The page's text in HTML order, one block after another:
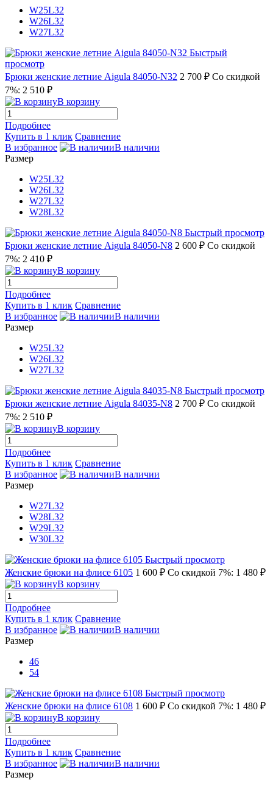
W25L32
W26L32
W27L32
Быстрый
просмотр
Брюки женские летние Aigula 84050-N32 2 700 ₽ Со скидкой
7%: 2 510 ₽
В корзину
Подробнее
Купить в 1 клик Сравнение
В избранное
В наличии
Размер
W25L32
W26L32
W27L32
W28L32
Быстрый просмотр
Брюки женские летние Aigula 84050-N8 2 600 ₽ Со скидкой
7%: 2 410 ₽
В корзину
Подробнее
Купить в 1 клик Сравнение
В избранное
В наличии
Размер
W25L32
W26L32
W27L32
Быстрый просмотр
Брюки женские летние Aigula 84035-N8 2 700 ₽ Со скидкой
7%: 2 510 ₽
В корзину
Подробнее
Купить в 1 клик Сравнение
В избранное
В наличии
Размер
W27L32
W28L32
W29L32
W30L32
Быстрый просмотр
Женские брюки на флисе 6105 1 600 ₽ Со скидкой 7%: 1 480 ₽
В корзину
Подробнее
Купить в 1 клик Сравнение
В избранное
В наличии
Размер
46
54
Быстрый просмотр
Женские брюки на флисе 6108 1 600 ₽ Со скидкой 7%: 1 480 ₽
В корзину
Подробнее
Купить в 1 клик Сравнение
В избранное
В наличии
Размер